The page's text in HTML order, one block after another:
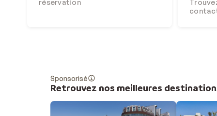
réservation
Sponsorisé
Retrouvez nos meilleures